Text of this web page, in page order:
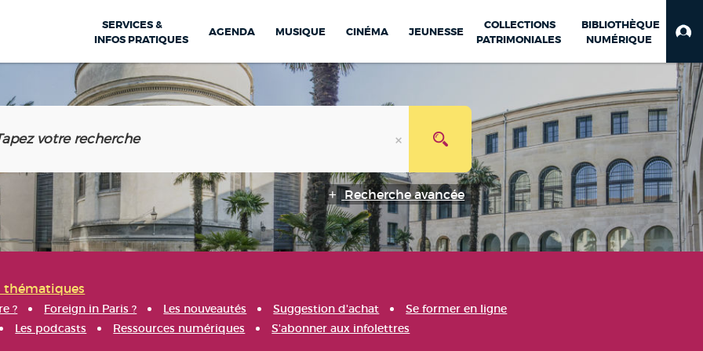
SERVICES &
INFOS PRATIQUES
AGENDA MUSIQUE CINÉMA JEUNESSE
COLLECTIONS
PATRIMONIALES
BIBLIOTHÈQUE
NUMÉRIQUE
Recherche avancée
thématiques
? Foreign in Paris ? Les nouveautés Suggestion d'achat
Se former en ligne
Les podcasts Ressources numériques S'abonner aux infolettres